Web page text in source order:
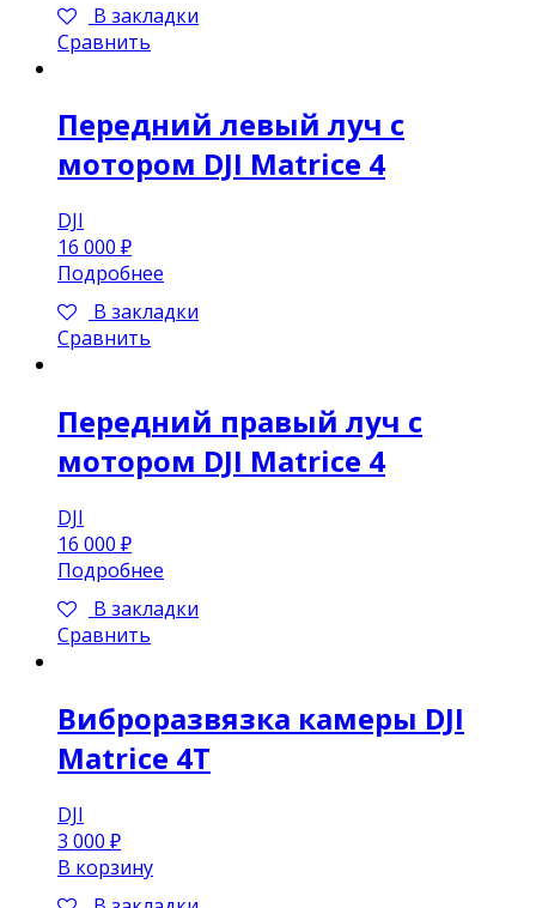
В закладки
Сравнить
Передний левый луч с
мотором DJI Matrice 4
DJI
16 000 ₽
Подробнее
В закладки
Сравнить
Передний правый луч с
мотором DJI Matrice 4
DJI
16 000 ₽
Подробнее
В закладки
Сравнить
Виброразвязка камеры DJI
Matrice 4T
DJI
3 000 ₽
В корзину